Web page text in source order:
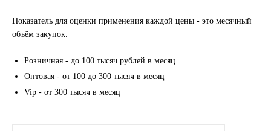
MANNOL
Показатель для оценки применения каждой цены - это месячный
объём закупок.
Розничная - до 100 тысяч рублей в месяц
Оптовая - от 100 до 300 тысяч в месяц
Vip - от 300 тысяч в месяц